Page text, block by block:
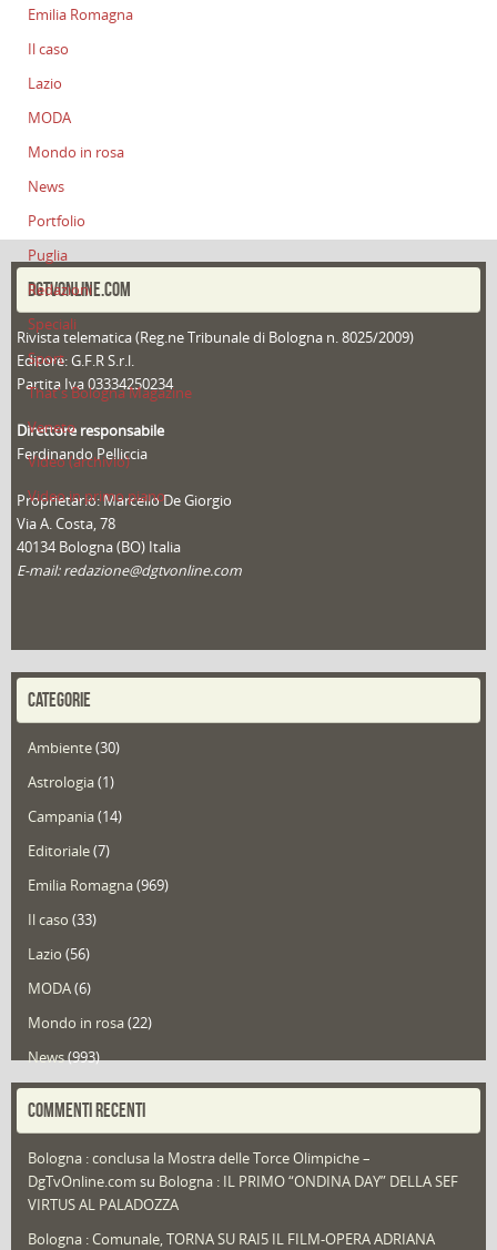
Emilia Romagna
Il caso
Lazio
MODA
Mondo in rosa
News
Portfolio
Puglia
Redazioni
Speciali
Sport
That's Bologna Magazine
Veneto
Video (archivio)
Video in primo piano
DGTVONLINE.COM
Rivista telematica (Reg.ne Tribunale di Bologna n. 8025/2009)
Editore: G.F.R S.r.l.
Partita Iva 03334250234
Direttore responsabile
Ferdinando Pelliccia
Proprietario: Marcello De Giorgio
Via A. Costa, 78
40134 Bologna (BO) Italia
E-mail: redazione@dgtvonline.com
CATEGORIE
Ambiente(30)
Astrologia(1)
Campania(14)
Editoriale(7)
Emilia Romagna(969)
Il caso (33)
Lazio (56)
MODA(6)
Mondo in rosa(22)
News(993)
Portfolio(1)
Redazioni(1.050)
Speciali (22)
Sport
COMMENTI RECENTI
Bologna : conclusa la Mostra delle Torce Olimpiche –
DgTvOnline.com su Bologna : IL PRIMO “ONDINA DAY” DELLA SEF
VIRTUS AL PALADOZZA
Bologna : Comunale, TORNA SU RAI5 IL FILM-OPERA ADRIANA